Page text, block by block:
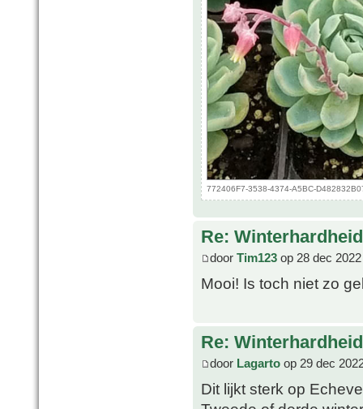
772406F7-3538-4374-A5BC-
Re:
door Tim123 op 28 dec
Mooi! Is toch niet zo
Re:
door Lagarto op 29 dec
Dit lijkt sterk op